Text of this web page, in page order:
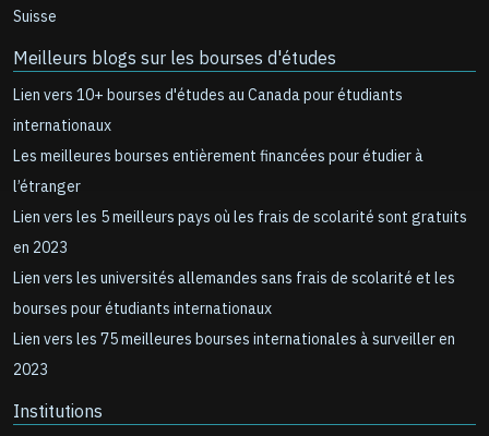
Suisse
Meilleurs blogs sur les bourses d'études
Lien vers 10+ bourses d'études au Canada pour étudiants
internationaux
Les meilleures bourses entièrement financées pour étudier à
l’étranger
Lien vers les 5 meilleurs pays où les frais de scolarité sont gratuits
en 2023
Lien vers les universités allemandes sans frais de scolarité et les
bourses pour étudiants internationaux
Lien vers les 75 meilleures bourses internationales à surveiller en
2023
Institutions